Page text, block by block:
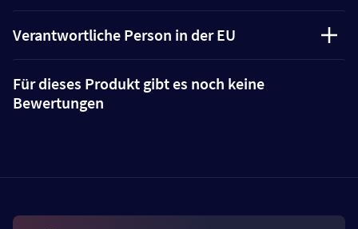
Verantwortliche Person in der EU
Für dieses Produkt gibt es noch keine
Bewertungen